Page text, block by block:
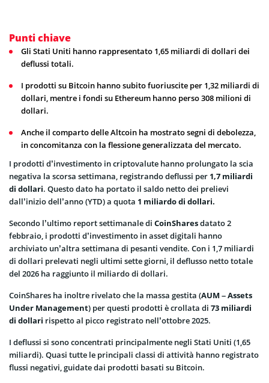
Punti chiave
Gli Stati Uniti hanno rappresentato 1,65 miliardi di dollari dei
deflussi totali.
I prodotti su Bitcoin hanno subito fuoriuscite per 1,32 miliardi di
dollari, mentre i fondi su Ethereum hanno perso 308 milioni di
dollari.
Anche il comparto delle Altcoin ha mostrato segni di debolezza,
in concomitanza con la flessione generalizzata del mercato.
I prodotti d’investimento in criptovalute hanno prolungato la scia
negativa la scorsa settimana, registrando deflussi per 1,7 miliardi
di dollari. Questo dato ha portato il saldo netto dei prelievi
dall’inizio dell’anno (YTD) a quota 1 miliardo di dollari.
Secondo l’ultimo report settimanale di CoinSharesdatato 2
febbraio, i prodotti d’investimento in asset digitali hanno
archiviato un’altra settimana di pesanti vendite. Con i 1,7 miliardi
di dollari prelevati negli ultimi sette giorni, il deflusso netto totale
del 2026 ha raggiunto il miliardo di dollari.
CoinShares ha inoltre rivelato che la massa gestita (AUM – Assets
Under Management) per questi prodotti è crollata di 73 miliardi
di dollari rispetto al picco registrato nell’ottobre 2025.
I deflussi si sono concentrati principalmente negli Stati Uniti (1,65
miliardi). Quasi tutte le principali classi di attività hanno registrato
flussi negativi, guidate dai prodotti basati su Bitcoin.